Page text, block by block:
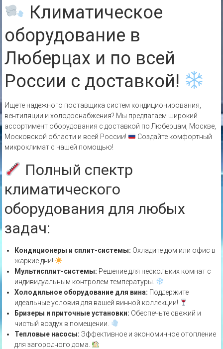
Климатическое
оборудование в
Люберцах и по всей
России с доставкой!
Ищете надежного поставщика систем кондиционирования,
вентиляции и холодоснабжения? Мы предлагаем широкий
ассортимент оборудования с доставкой по Люберцам, Москве,
Московской области и всей России!
Создайте комфортный
микроклимат с нашей помощью!
Полный спектр
климатического
оборудования для любых
задач:
Кондиционеры и сплит-системы: Охладите дом или офис в
жаркие дни!
Мультисплит-системы: Решение для нескольких комнат с
индивидуальным контролем температуры.
Холодильное оборудование для вина: Поддержите
идеальные условия для вашей винной коллекции!
Бризеры и приточные установки: Обеспечьте свежий и
чистый воздух в помещении.
Тепловые насосы: Эффективное и экономичное отопление
для загородного дома.